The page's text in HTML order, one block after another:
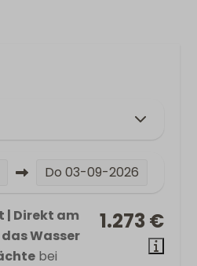
Do 03-09-2026
1.273 €
| Direkt am
Wasser
bei